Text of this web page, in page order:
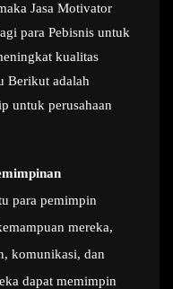
Jasa Motivator
para Pebisnis untuk
kualitas
Berikut adalah
untuk perusahaan
para pemimpin
mereka,
komunikasi, dan
dapat memimpin